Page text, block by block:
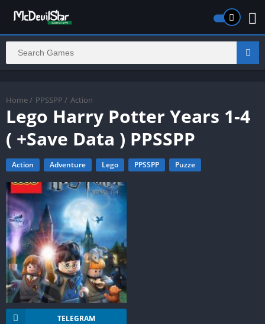
Home / PPSSPP / Action
Lego Harry Potter Years 1-4
( +Save Data ) PPSSPP
Action Adventure Lego PPSSPP Puzze
TELEGRAM